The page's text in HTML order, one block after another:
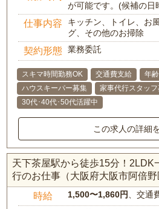
が可能です。(候補の日
仕事内容
キッチン、トイレ、お
グ、その他のお掃除
契約形態 業務委託
スキマ時間勤務OK 交通費支給 年
ハウスキーパー募集
家事代行スタッ
30代･40代･50代活躍中
この求人の詳細
天下茶屋駅から徒歩15分！2LDK
行のお仕事（大阪府大阪市阿倍野
時給 1,500〜1,860円 、交通